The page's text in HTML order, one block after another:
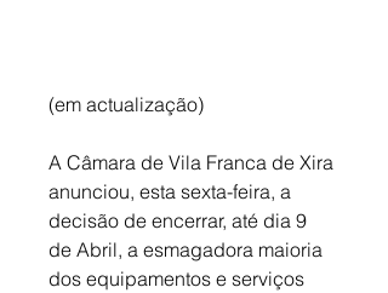
(em actualização)
A Câmara de Vila Franca de Xira
anunciou, esta sexta-feira, a
decisão de encerrar, até dia 9
de Abril, a esmagadora maioria
dos equipamentos e serviços